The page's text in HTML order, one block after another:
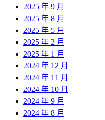
2025 年 9 月
2025 年 8 月
2025 年 5 月
2025 年 2 月
2025 年 1 月
2024 年 12 月
2024 年 11 月
2024 年 10 月
2024 年 9 月
2024 年 8 月